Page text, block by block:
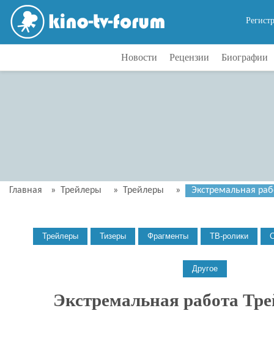
Новости Рецензии Биографии
Главная » Трейлеры » Трейлеры » Экстремальная
Экстремальная работа